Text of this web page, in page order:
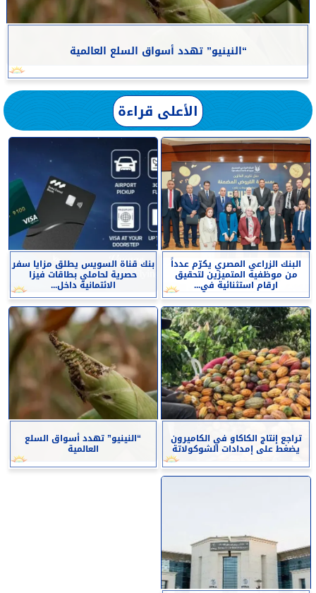
“النينيو” تهدد أسواق السلع العالمية
الأعلى قراءة
البنك الزراعي المصري يكرّم عدداً
من موظفيه المتميزين لتحقيق
ارقام استثنائية في...
بنك قناة السويس يطلق مزايا سفر
حصرية لحاملي بطاقات فيزا
الائتمانية داخل...
تراجع إنتاج الكاكاو في الكاميرون
يضغط على إمدادات الشوكولاتة
“النينيو” تهدد أسواق السلع
العالمية